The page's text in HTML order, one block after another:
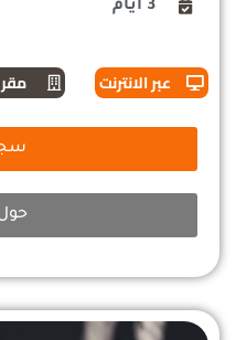
3 أيام
عبر الانترنت